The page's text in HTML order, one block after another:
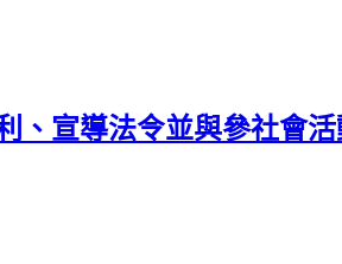
宣導法令並與參社會